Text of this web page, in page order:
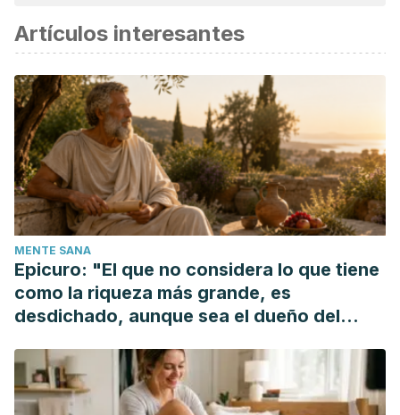
científica.
Estrés: el riesgo cardiovascular es mayor durante el primer
año. 2019. Sociedad Argentina de Cardiología.
https://www.sac.org.ar/actualidad/estres-el-riesgo-
cardiovascular/
Sahakyan KR, Somers VK, Rodriguez-Escudero JP, et al.
Normal-Weight Central Obesity: Implications for Total and
Cardiovascular Mortality. Ann Intern Med. 2015;163(11):827-
835. doi:10.7326/M14-2525
Colussi G, Catena C, Novello M, Bertin N, Sechi LA. Impact
of omega-3 polyunsaturated fatty acids on vascular
function and blood pressure: Relevance for cardiovascular
doi:10.1016/j.numecd.2016.07.011
Emberson, J. R., & Bennett, D. A. (2006). Effect of alcohol
on risk of coronary heart disease and stroke: causality,
Artículos interesantes
MENTE SANA
Epicuro: "El que no considera lo que tiene
como la riqueza más grande, es
desdichado, aunque sea el dueño del